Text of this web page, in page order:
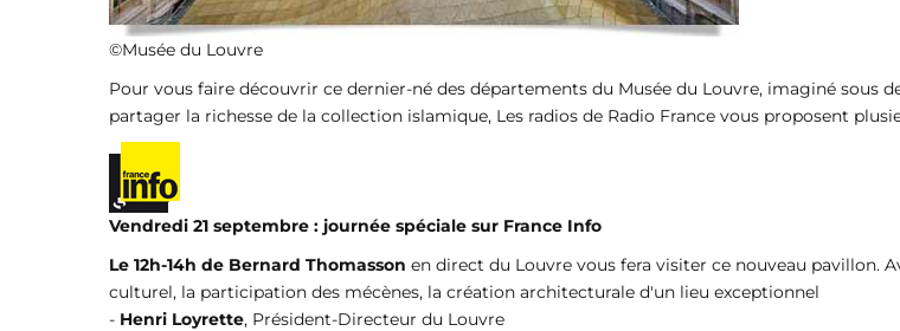
©Musée du Louvre
Pour vous faire découvrir ce dernier-né des départements du Musée du Louvre, imaginé sous
partager la richesse de la collection islamique, Les radios de Radio France vous proposent
Vendredi 21 septembre : journée spéciale sur France Info
Le 12h-14h de Bernard Thomasson en direct du Louvre vous fera visiter ce nouveau pavillon.
culturel, la participation des mécènes, la création architecturale d'un lieu exceptionnel
- Henri Loyrette, Président-Directeur du Louvre